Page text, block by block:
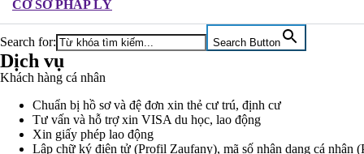
CƠ SỞ PHÁP LÝ
Search for: Search Button
Dịch vụ
Khách hàng cá nhân
Chuẩn bị hồ sơ và đệ đơn xin thẻ cư trú, định cư
Tư vấn và hỗ trợ xin VISA du học, lao động
Xin giấy phép lao động
Lập chữ ký điện tử (Profil Zaufany), mã số nhận dạng cá nhân